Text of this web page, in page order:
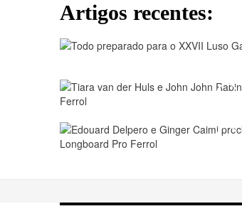
Artigos recentes: